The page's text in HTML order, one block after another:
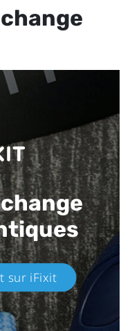
sur iFixit​